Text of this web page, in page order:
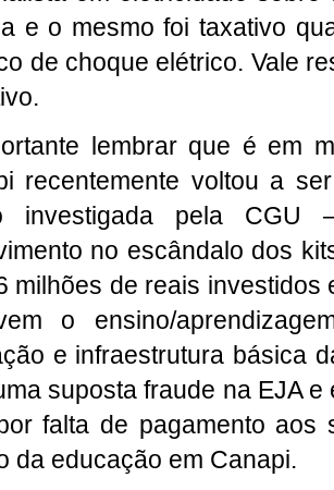
e o mesmo foi taxativo
de choque elétrico. Vale
lembrar que é em
recentemente voltou a
investigada pela CGU
no escândalo dos
milhões de reais
o ensino/
e infraestrutura básica
suposta fraude na EJA
falta de pagamento
da educação em Canapi.